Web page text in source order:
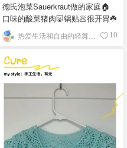
德氏泡菜Sauerkraut做的家庭🏠
口味的酸菜猪肉🐷锅贴🥟很开胃☘️
10